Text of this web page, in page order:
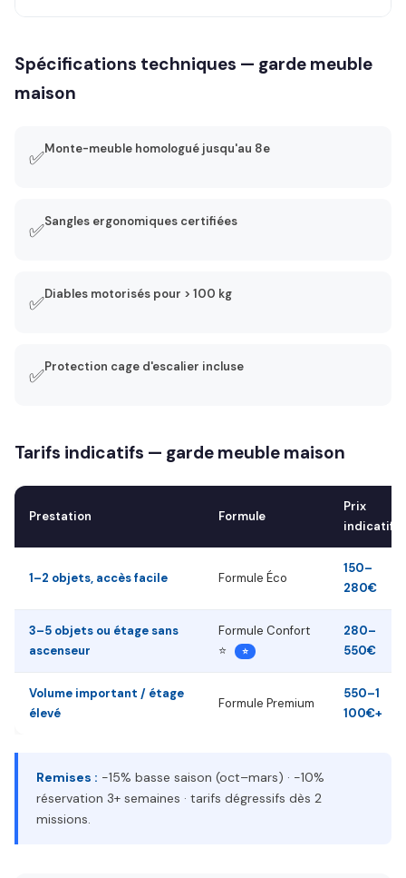
Spécifications techniques — garde meuble
maison
✅Monte-meuble homologué jusqu'au 8e
✅Sangles ergonomiques certifiées
✅Diables motorisés pour > 100 kg
✅Protection cage d'escalier incluse
Tarifs indicatifs — garde meuble maison
Prestation Formule
Prix
indicatif
1–2 objets, accès facile Formule Éco
150–
280€
3–5 objets ou étage sans
ascenseur
Formule Confort
⭐
⭐
280–
550€
Volume important / étage
élevé
Formule Premium
550–1
100€+
Remises : −15% basse saison (oct–mars) · −10%
réservation 3+ semaines · tarifs dégressifs dès 2
missions.